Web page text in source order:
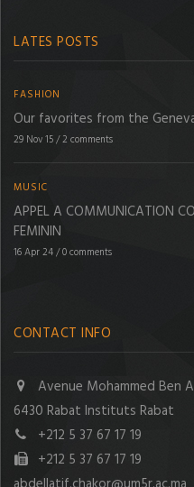
LATES POSTS
FASHION
Our favorites from the
29 Nov 15/2 comments
MUSIC
APPEL A COMMUNICATION
FEMININ
16 Apr 24/0 comments
CONTACT INFO
Avenue Mohammed Ben
6430 Rabat Instituts Rabat
+212 5 37 67 17 19
+212 5 37 67 17 19